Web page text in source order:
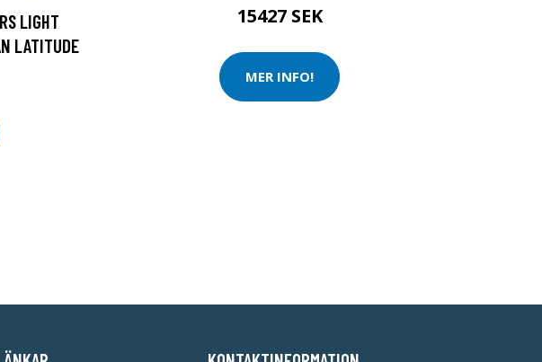
LIGHT
LATITUDE
15427 SEK
MER INFO!